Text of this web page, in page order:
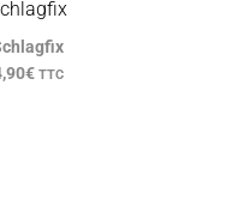
€ TTC